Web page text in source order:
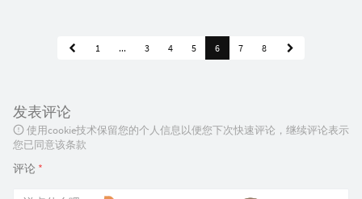
1 ... 3 4 5 6 7 8
发表评论
使用cookie技术保留您的个人信息以便您下次快速评论，继续评论表示
您已同意该条款
评论 *